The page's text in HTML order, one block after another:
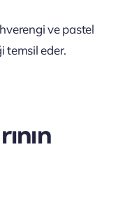
ve pastel
temsil eder.